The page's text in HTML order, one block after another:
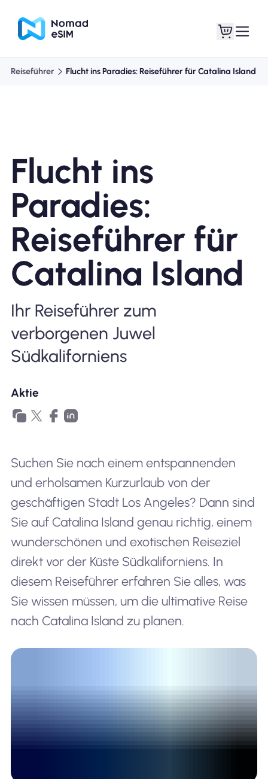
Shop-Tarife
Über eSIM
Verwendung einer eSIM
Für das Geschäft
Reiseführer Flucht ins Paradies: Reiseführer für Catalina Island
Flucht ins
Paradies:
Reiseführer für
Catalina Island
Ihr Reiseführer zum
verborgenen Juwel
Südkaliforniens
Aktie
Suchen Sie nach einem entspannenden
und erholsamen Kurzurlaub von der
geschäftigen Stadt Los Angeles? Dann sind
Sie auf Catalina Island genau richtig, einem
wunderschönen und exotischen Reiseziel
direkt vor der Küste Südkaliforniens. In
diesem Reiseführer erfahren Sie alles, was
Sie wissen müssen, um die ultimative Reise
nach Catalina Island zu planen.